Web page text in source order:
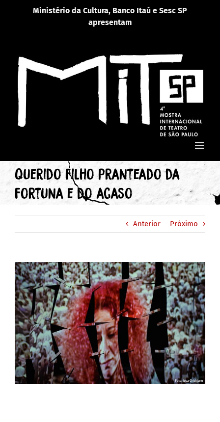
Ministério da Cultura, Banco Itaú e Sesc SP
apresentam
Querido filho pranteado da
fortuna e do acaso
Anterior Próximo
View
Larger
Image